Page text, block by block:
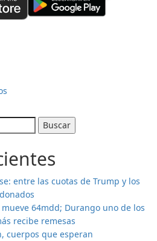
entre las cuotas de Trump y los
64mdd; Durango uno de los
recibe remesas
cuerpos que esperan